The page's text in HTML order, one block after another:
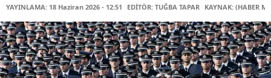
YAYINLAMA: 18 Haziran 2026 - 12:51 EDİTÖR: TUĞBA TAPAR KAYNAK: (HABER